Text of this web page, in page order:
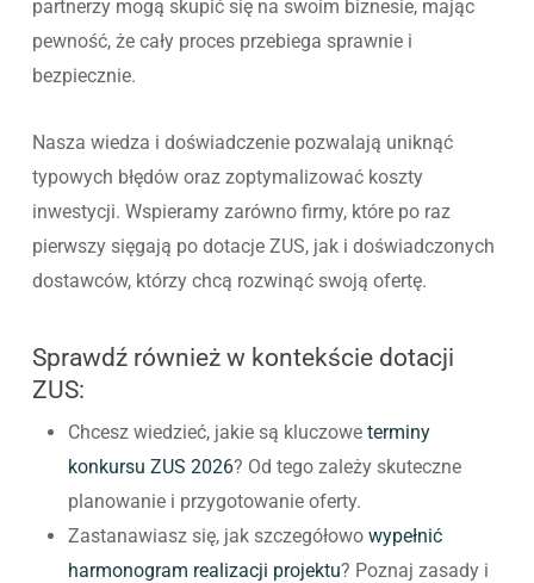
partnerzy mogą skupić się na swoim biznesie, mając
pewność, że cały proces przebiega sprawnie i
bezpiecznie.
Nasza wiedza i doświadczenie pozwalają uniknąć
typowych błędów oraz zoptymalizować koszty
inwestycji. Wspieramy zarówno firmy, które po raz
pierwszy sięgają po dotacje ZUS, jak i doświadczonych
dostawców, którzy chcą rozwinąć swoją ofertę.
Sprawdź również w kontekście dotacji
ZUS:
Chcesz wiedzieć, jakie są kluczowe terminy
konkursu ZUS 2026? Od tego zależy skuteczne
planowanie i przygotowanie oferty.
Zastanawiasz się, jak szczegółowo wypełnić
harmonogram realizacji projektu? Poznaj zasady i